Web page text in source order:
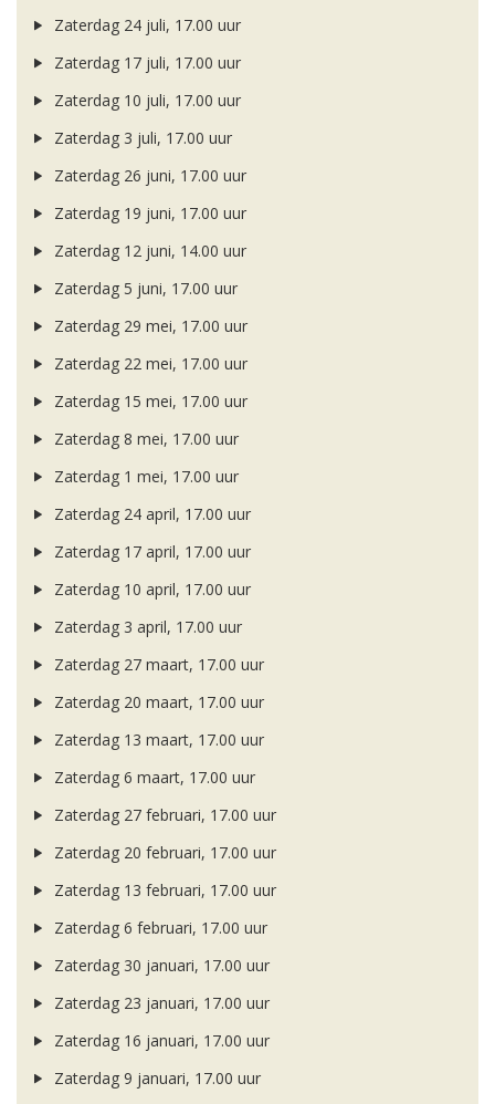
Zaterdag 24 juli, 17.00 uur
Zaterdag 17 juli, 17.00 uur
Zaterdag 10 juli, 17.00 uur
Zaterdag 3 juli, 17.00 uur
Zaterdag 26 juni, 17.00 uur
Zaterdag 19 juni, 17.00 uur
Zaterdag 12 juni, 14.00 uur
Zaterdag 5 juni, 17.00 uur
Zaterdag 29 mei, 17.00 uur
Zaterdag 22 mei, 17.00 uur
Zaterdag 15 mei, 17.00 uur
Zaterdag 8 mei, 17.00 uur
Zaterdag 1 mei, 17.00 uur
Zaterdag 24 april, 17.00 uur
Zaterdag 17 april, 17.00 uur
Zaterdag 10 april, 17.00 uur
Zaterdag 3 april, 17.00 uur
Zaterdag 27 maart, 17.00 uur
Zaterdag 20 maart, 17.00 uur
Zaterdag 13 maart, 17.00 uur
Zaterdag 6 maart, 17.00 uur
Zaterdag 27 februari, 17.00 uur
Zaterdag 20 februari, 17.00 uur
Zaterdag 13 februari, 17.00 uur
Zaterdag 6 februari, 17.00 uur
Zaterdag 30 januari, 17.00 uur
Zaterdag 23 januari, 17.00 uur
Zaterdag 16 januari, 17.00 uur
Zaterdag 9 januari, 17.00 uur